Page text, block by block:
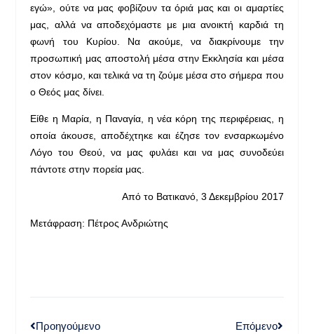
εγώ», ούτε να μας φοβίζουν τα όριά μας και οι αμαρτίες
μας, αλλά να αποδεχόμαστε με μια ανοικτή καρδιά τη
φωνή του Κυρίου. Να ακούμε, να διακρίνουμε την
προσωπική μας αποστολή μέσα στην Εκκλησία και μέσα
στον κόσμο, και τελικά να τη ζούμε μέσα στο σήμερα που
ο Θεός μας δίνει.
Είθε η Μαρία, η Παναγία, η νέα κόρη της περιφέρειας, η
οποία άκουσε, αποδέχτηκε και έζησε τον ενσαρκωμένο
Λόγο του Θεού, να μας φυλάει και να μας συνοδεύει
πάντοτε στην πορεία μας.
Από το Βατικανό, 3 Δεκεμβρίου 2017
Μετάφραση: Πέτρος Ανδριώτης
Προηγούμενο Επόμενο